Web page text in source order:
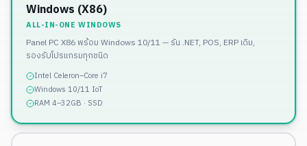
Windows (X86)
ALL-IN-ONE WINDOWS
Panel PC X86 พร้อม Windows 10/11 — รัน .NET, POS, ERP เดิม,
รองรับโปรแกรมทุกชนิด
Intel Celeron–Core i7
Windows 10/11 IoT
RAM 4–32GB · SSD